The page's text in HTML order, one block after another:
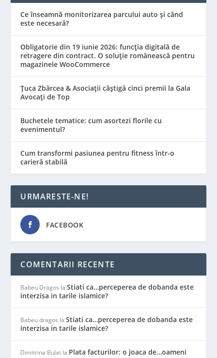
Ce înseamnă monitorizarea parcului auto și când
este necesară?
Obligatorie din 19 iunie 2026: funcția digitală de
retragere din contract. O soluție românească pentru
magazinele WooCommerce
Țuca Zbârcea & Asociații câștigă cinci premii la Gala
Avocați de Top
Buchetele tematice: cum asortezi florile cu
evenimentul?
Cum transformi pasiunea pentru fitness într-o
carieră stabilă
URMARESTE-NE!
FACEBOOK
COMENTARII RECENTE
Babeu Dragos laStiati ca…perceperea de dobanda este
interzisa in tarile islamice?
Babeu dragos laStiati ca…perceperea de dobanda este
interzisa in tarile islamice?
Dimitrina Bulat la Plata facturilor: o joaca de…oameni